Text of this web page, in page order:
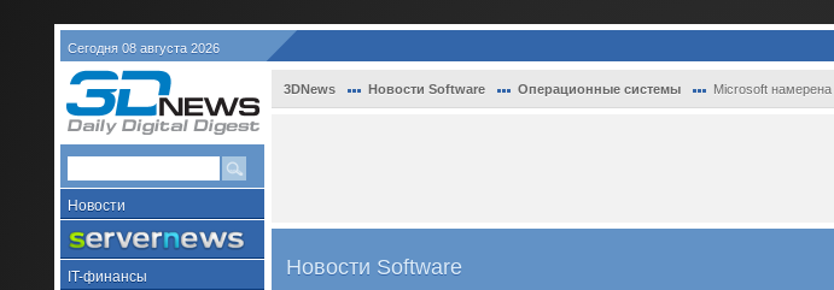
Сегодня 08 августа 2026
Новости
IT-финансы
3DNews Новости Software Операционные системы Microsoft намерена
Новости Software